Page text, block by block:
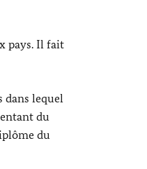
pays. Il fait
dans lequel
du
du